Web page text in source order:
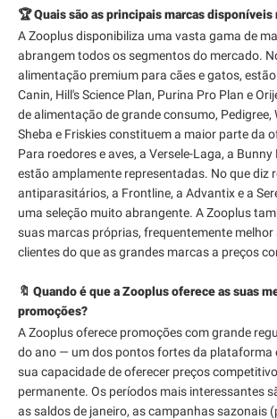
🏆 Quais são as principais marcas disponíveis
A Zooplus disponibiliza uma vasta gama de
abrangem todos os segmentos do mercado.
alimentação premium para cães e gatos,
Canin, Hill's Science Plan, Purina Pro Plan e
de alimentação de grande consumo, Pedigree,
Sheba e Friskies constituem a maior parte da
Para roedores e aves, a Versele-Laga, a
estão amplamente representadas. No que diz
antiparasitários, a Frontline, a Advantix e a
uma seleção muito abrangente. A Zooplus
suas marcas próprias, frequentemente melhor
clientes do que as grandes marcas a preços
🔖 Quando é que a Zooplus oferece as suas
promoções?
A Zooplus oferece promoções com grande
do ano — um dos pontos fortes da plataforma
sua capacidade de oferecer preços
permanente. Os períodos mais interessantes
as saldos de janeiro, as campanhas sazonais